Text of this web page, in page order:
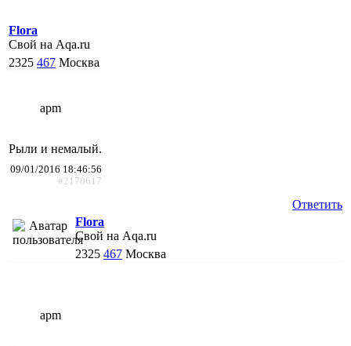
Flora
Свой на Aqa.ru
2325 467 Москва
apm
Рыли и немалый.
09/01/2016 18:46:56
#2170617
Ответить
Flora
Свой на Aqa.ru
2325 467 Москва
apm